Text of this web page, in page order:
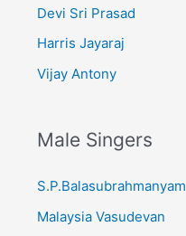
Devi Sri Prasad
Harris Jayaraj
Vijay Antony
Male Singers
S.P.Balasubrahmanyam
Malaysia Vasudevan